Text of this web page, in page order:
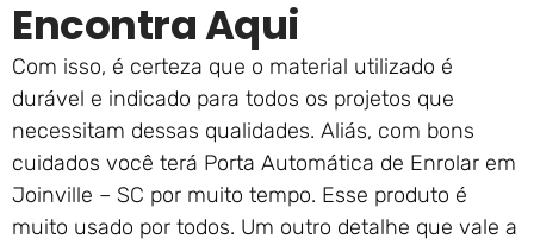
Encontra Aqui
Com isso, é certeza que o material utilizado é
durável e indicado para todos os projetos que
necessitam dessas qualidades. Aliás, com bons
cuidados você terá Porta Automática de Enrolar em
Joinville – SC por muito tempo. Esse produto é
muito usado por todos. Um outro detalhe que vale a